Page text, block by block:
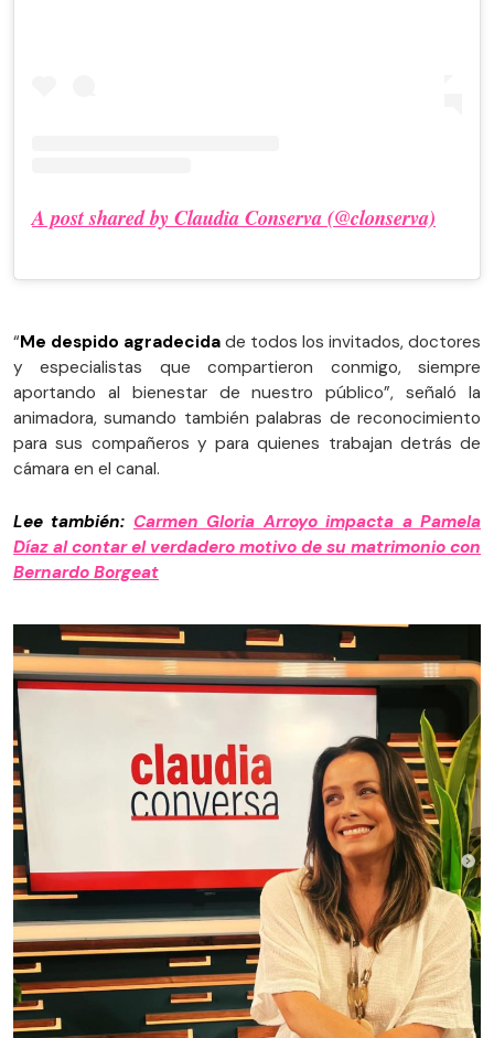
A post shared by Claudia Conserva (@clonserva)
“Me despido agradecida de todos los invitados, doctores
y especialistas que compartieron conmigo, siempre
aportando al bienestar de nuestro público”, señaló la
animadora, sumando también palabras de reconocimiento
para sus compañeros y para quienes trabajan detrás de
cámara en el canal.
Lee también: Carmen Gloria Arroyo impacta a Pamela
Díaz al contar el verdadero motivo de su matrimonio con
Bernardo Borgeat